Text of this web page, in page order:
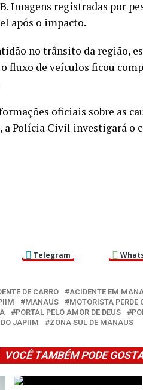
Imagens registradas por
após o impacto.
no trânsito da região,
fluxo de veículos ficou
oficiais sobre as
a Polícia Civil investigará o
Telegram
DE CARRO ACIDENTE EM
MANAUS MOTORISTA PERDE
PORTAL PELO AMOR DE DEUS
JAPIIM ZONA SUL DE MANAUS
VOCÊ TAMBÉM PODE